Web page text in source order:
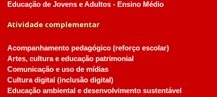
Educação de Jovens e Adultos - Ensino Médio
Atividade complementar
Acompanhamento pedagógico (reforço escolar)
Artes, cultura e educação patrimonial
Comunicação e uso de mídias
Cultura digital (inclusão digital)
Educação ambiental e desenvolvimento sustentável